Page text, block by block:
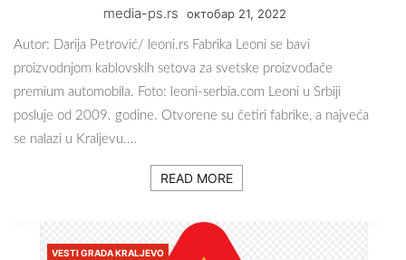
media-ps.rs октобар 21, 2022
Autor: Darija Petrović/ leoni.rs Fabrika Leoni se bavi
proizvodnjom kablovskih setova za svetske proizvođače
premium automobila. Foto: leoni-serbia.com Leoni u Srbiji
posluje od 2009. godine. Otvorene su četiri fabrike, a najveća
se nalazi u Kraljevu.…
READ MORE
VESTI GRADA KRALJEVO